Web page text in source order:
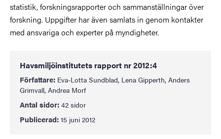
statistik, forskningsrapporter och sammanställningar över
forskning. Uppgifter har även samlats in genom kontakter
med ansvariga och experter på myndigheter.
Havsmiljöinstitutets rapport nr 2012:4
Författare: Eva-Lotta Sundblad, Lena Gipperth, Anders
Grimvall, Andrea Morf
Antal sidor: 42 sidor
Publicerad: 15 juni 2012